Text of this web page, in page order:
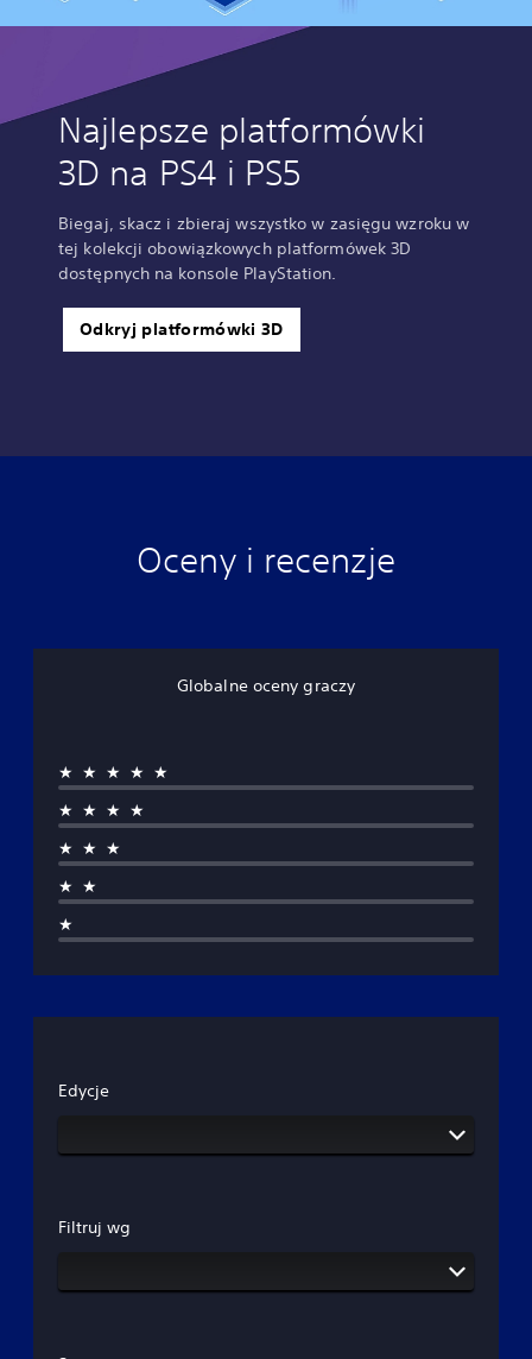
Najlepsze platformówki
3D na PS4 i PS5
Biegaj, skacz i zbieraj wszystko w zasięgu wzroku w
tej kolekcji obowiązkowych platformówek 3D
dostępnych na konsole PlayStation.
Odkryj platformówki 3D
Oceny i recenzje
Globalne oceny graczy
★★★★★
★★★★
★★★
★★
★
Edycje
Filtruj wg